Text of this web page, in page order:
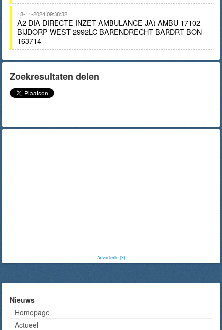
18-11-2024 09:38:32
A2 DIA DIRECTE INZET AMBULANCE JA) AMBU 17102
BIJDORP-WEST 2992LC BARENDRECHT BARDRT BON
163714
Zoekresultaten delen
-Advertentie (?)-
Nieuws
Homepage
Actueel